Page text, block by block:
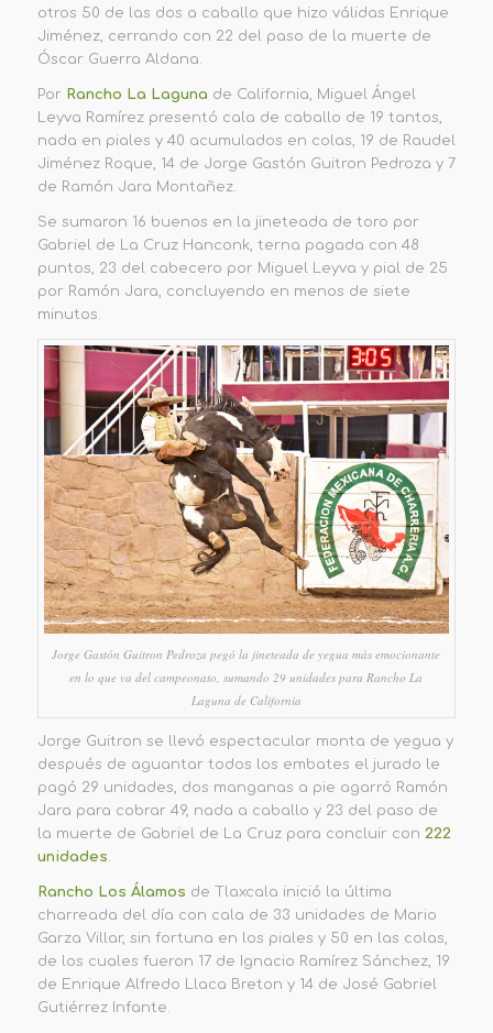
otros 50 de las dos a caballo que hizo válidas Enrique
Jiménez, cerrando con 22 del paso de la muerte de
Óscar Guerra Aldana.
Por Rancho La Laguna de California, Miguel Ángel
Leyva Ramírez presentó cala de caballo de 19 tantos,
nada en piales y 40 acumulados en colas, 19 de Raudel
Jiménez Roque, 14 de Jorge Gastón Guitron Pedroza y 7
de Ramón Jara Montañez.
Se sumaron 16 buenos en la jineteada de toro por
Gabriel de La Cruz Hanconk, terna pagada con 48
puntos, 23 del cabecero por Miguel Leyva y pial de 25
por Ramón Jara, concluyendo en menos de siete
minutos.
Jorge Gastón Guitron Pedroza pegó la jineteada de yegua más emocionante
en lo que va del campeonato, sumando 29 unidades para Rancho La
Laguna de California
Jorge Guitron se llevó espectacular monta de yegua y
después de aguantar todos los embates el jurado le
pagó 29 unidades, dos manganas a pie agarró Ramón
Jara para cobrar 49, nada a caballo y 23 del paso de
la muerte de Gabriel de La Cruz para concluir con 222
unidades.
Rancho Los Álamos de Tlaxcala inició la última
charreada del día con cala de 33 unidades de Mario
Garza Villar, sin fortuna en los piales y 50 en las colas,
de los cuales fueron 17 de Ignacio Ramírez Sánchez, 19
de Enrique Alfredo Llaca Breton y 14 de José Gabriel
Gutiérrez Infante.